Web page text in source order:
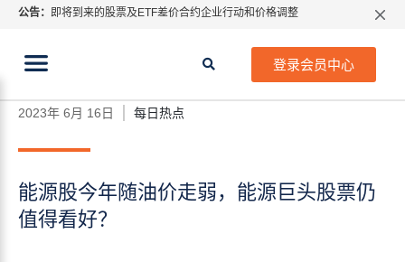
公告： 即将到来的股票及ETF差价合约企业行动和价格调整
ATFX呼吁推进金融市场合规、安全、有序、良性发展
登录会员中心
当前位置:
能源股今年随油价走弱，能源巨头股
票仍值得看好？
2023年 6月 16日 每日热点
能源股今年随油价走弱，能源巨头股票仍
值得看好？